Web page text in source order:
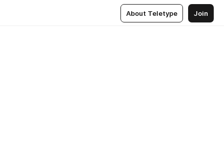
About Teletype Join